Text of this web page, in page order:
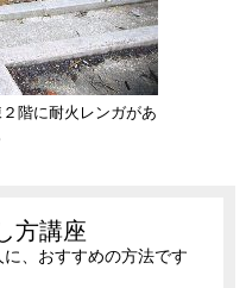
階に耐火レンガがあ
方講座
、おすすめの方法です